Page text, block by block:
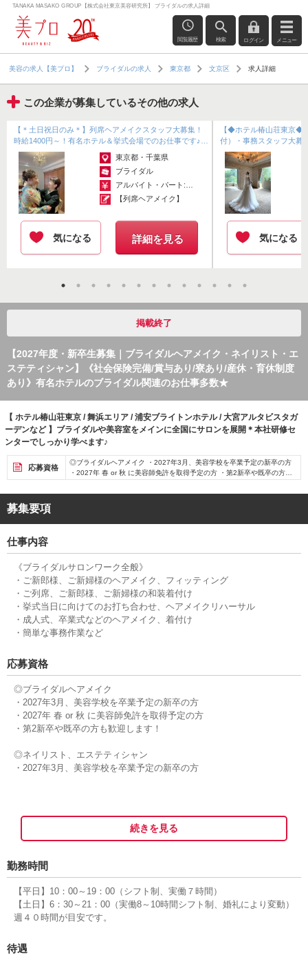
TANAKA MASAKO GROUP【株式会社東京美容研究所】 ブライダルの求人詳細
閲覧履歴 検索 ログイン メニュー
美容の求人【美プロ】 ブライダルの求人 東京都 文京区 求人詳細
この企業が募集しているその他の求人
【＊土日祝日のみ＊】列席ヘアメイクスタッフ大募集！
時給1400円～！有名ホテル＆挙式会場でのお仕事です♪月
に1回～でもOK！7時～15...
東京都・千葉県
ブライダル
アルバイト・パート:￥1,400～
【列席ヘアメイク】
気になる 詳細を見る
【◆ホテル椿山荘東京◆
付）・事務スタッフ大募
で働いてみませんか♪月
気になる
掲載終了
【2027年度・新卒生募集｜ブライダルヘアメイク・ネイリスト・エ
ステティシャン】《社会保険完備/賞与あり/寮あり/産休・育休制度
あり》有名ホテルのブライダル関連のお仕事多数★
【 ホテル椿山荘東京 / 舞浜エリア / 浦安ブライトンホテル / 大宮アルタビスタガ
ーデンなど 】ブライダルや美容室をメインに全国にサロンを展開＊本社研修セ
ンターでしっかり学べます♪
応募資格
◎ブライダルヘアメイク ・2027年3月、美容学校を卒業予定の新卒の方
・2027年 春 or 秋 に美容師免許を取得予定の方 ・第2新卒や既卒の方も
を卒業予定の新卒の方
募集要項
仕事内容
《ブライダルサロンワーク全般》
・ご新郎様、ご新婦様のヘアメイク、フィッティング
・ご列席、ご新郎様、ご新婦様の和装着付け
・挙式当日に向けてのお打ち合わせ、ヘアメイクリハーサル
・成人式、卒業式などのヘアメイク、着付け
・簡単な事務作業など
応募資格
◎ブライダルヘアメイク
・2027年3月、美容学校を卒業予定の新卒の方
・2027年 春 or 秋 に美容師免許を取得予定の方
・第2新卒や既卒の方も歓迎します！
◎ネイリスト、エステティシャン
・2027年3月、美容学校を卒業予定の新卒の方
続きを見る
勤務時間
【平日】10：00～19：00（シフト制、実働７時間）
【土日】6：30～21：00（実働8～10時間シフト制、婚礼により変動）
週４０時間が目安です。
待遇